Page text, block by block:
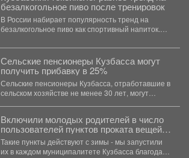
безалкогольное пиво после тренировок
В России набирает популярность тренд на
безалкогольное пиво как спортивный напиток.
Сельские пенсионеры Кузбасса могут
получить прибавку в 25%
Сельские пенсионеры Кузбасса, отработавшие в
сельском хозяйстве не менее 30 лет, могут
Включили молодых родителей в число
пользователей пунктов проката вещей
для новорожденных.
Такие пункты действуют с зимы - мы запустили
их в каждом муниципалитете Кузбасса благодаря